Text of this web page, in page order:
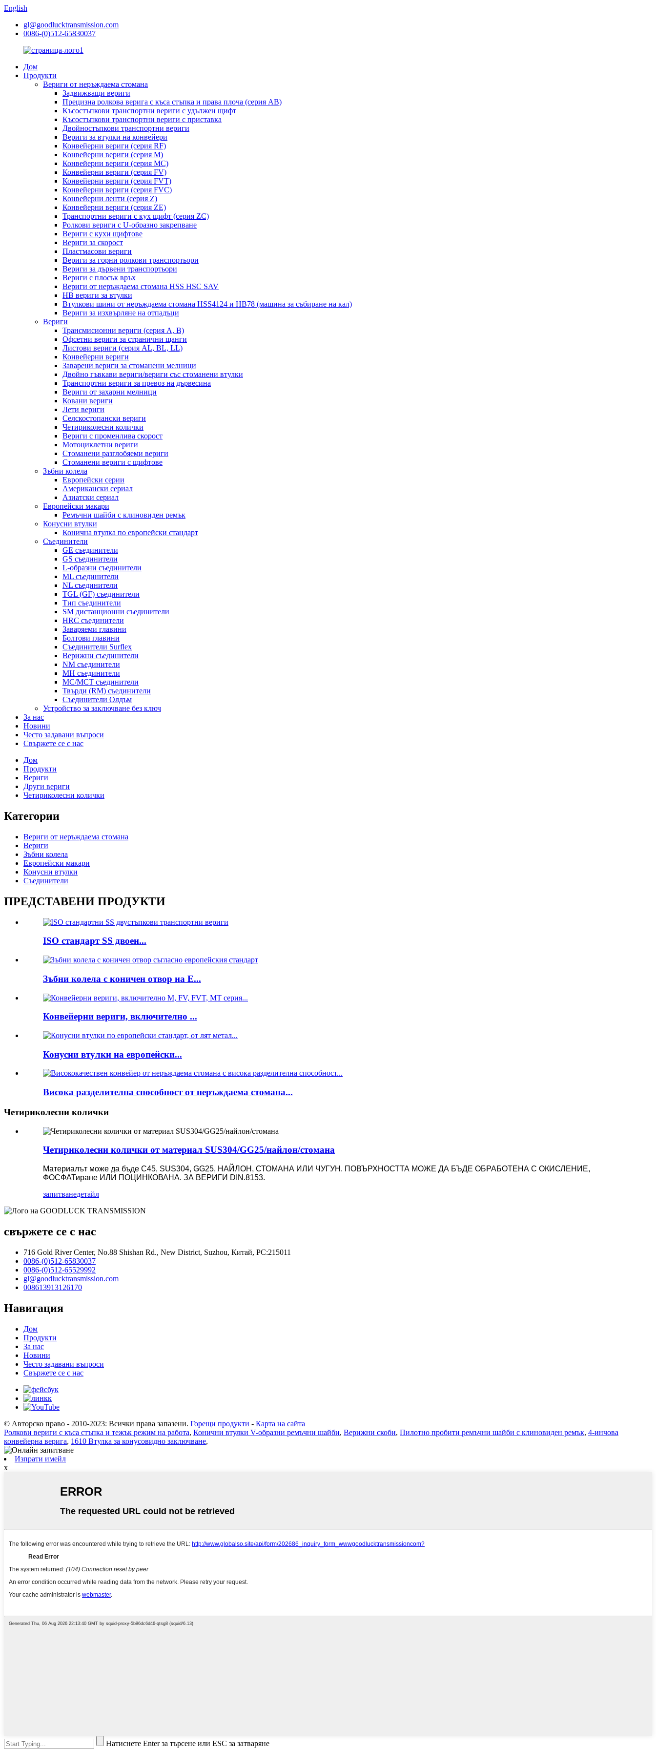
English
gl@goodlucktransmission.com
0086-(0)512-65830037
Дом
Продукти
Вериги от неръждаема стомана
Задвижващи вериги
Прецизна ролкова верига с къса стъпка и права плоча (серия AB)
Късостъпкови транспортни вериги с удължен щифт
Късостъпкови транспортни вериги с приставка
Двойностъпкови транспортни вериги
Вериги за втулки на конвейери
Конвейерни вериги (серия RF)
Конвейерни вериги (серия M)
Конвейерни вериги (серия MC)
Конвейерни вериги (серия FV)
Конвейерни вериги (серия FVT)
Конвейерни вериги (серия FVC)
Конвейерни ленти (серия Z)
Конвейерни вериги (серия ZE)
Транспортни вериги с кух щифт (серия ZC)
Ролкови вериги с U-образно закрепване
Вериги с кухи щифтове
Вериги за скорост
Пластмасови вериги
Вериги за горни ролкови транспортьори
Вериги за дървени транспортьори
Вериги с плосък връх
Вериги от неръждаема стомана HSS HSC SAV
HB вериги за втулки
Втулкови шини от неръждаема стомана HSS4124 и HB78 (машина за събиране на кал)
Вериги за изхвърляне на отпадъци
Вериги
Трансмисионни вериги (серия A, B)
Офсетни вериги за странични щанги
Листови вериги (серия AL, BL, LL)
Конвейерни вериги
Заварени вериги за стоманени мелници
Двойно гъвкави вериги/вериги със стоманени втулки
Транспортни вериги за превоз на дървесина
Вериги от захарни мелници
Ковани вериги
Лети вериги
Селскостопански вериги
Четириколесни колички
Вериги с променлива скорост
Мотоциклетни вериги
Стоманени разглобяеми вериги
Стоманени вериги с щифтове
Зъбни колела
Европейски серии
Американски сериал
Азиатски сериал
Европейски макари
Ремъчни шайби с клиновиден ремък
Конусни втулки
Конична втулка по европейски стандарт
Съединители
GE съединители
GS съединители
L-образни съединители
ML съединители
NL съединители
TGL (GF) съединители
Тип съединители
SM дистанционни съединители
HRC съединители
Заваряеми главини
Болтови главини
Съединители Surflex
Верижни съединители
NM съединители
MH съединители
MC/MCT съединители
Твърди (RM) съединители
Съединители Олдъм
Устройство за заключване без ключ
За нас
Новини
Често задавани въпроси
Свържете се с нас
Дом
Продукти
Вериги
Други вериги
Четириколесни колички
Категории
Вериги от неръждаема стомана
Вериги
Зъбни колела
Европейски макари
Конусни втулки
Съединители
ПРЕДСТАВЕНИ ПРОДУКТИ
ISO стандарт SS двоен...
Зъбни колела с коничен отвор на E...
Конвейерни вериги, включително ...
Конусни втулки на европейски...
Висока разделителна способност от неръждаема стомана...
Четириколесни колички
Четириколесни колички от материал SUS304/GG25/найлон/стомана
Материалът може да бъде C45, SUS304, GG25, НАЙЛОН, СТОМАНА ИЛИ ЧУГУН. ПОВЪРХНОСТТА МОЖЕ ДА БЪДЕ ОБРАБОТЕНА С ОКИСЛЕНИЕ,
ФОСФАТиране ИЛИ ПОЦИНКОВАНА. ЗА ВЕРИГИ DIN.8153.
запитванедетайл
свържете се с нас
716 Gold River Center, No.88 Shishan Rd., New District, Suzhou, Китай, PC:215011
0086-(0)512-65830037
0086-(0)512-65529992
gl@goodlucktransmission.com
008613913126170
Навигация
Дом
Продукти
За нас
Новини
Често задавани въпроси
Свържете се с нас
© Авторско право - 2010-2023: Всички права запазени. Горещи продукти - Карта на сайта
Ролкови вериги с къса стъпка и тежък режим на работа, Конични втулки V-образни ремъчни шайби, Верижни скоби, Пилотно пробити ремъчни шайби с клиновиден ремък, 4-инчова
конвейерна верига, 1610 Втулка за конусовидно заключване,
Изпрати имейл
x
Натиснете Enter за търсене или ESC за затваряне